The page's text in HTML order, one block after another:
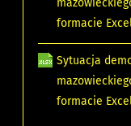
formacie
Sytuacja
formacie